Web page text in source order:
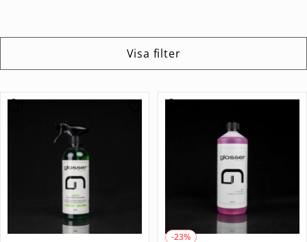
Visa filter
-23%